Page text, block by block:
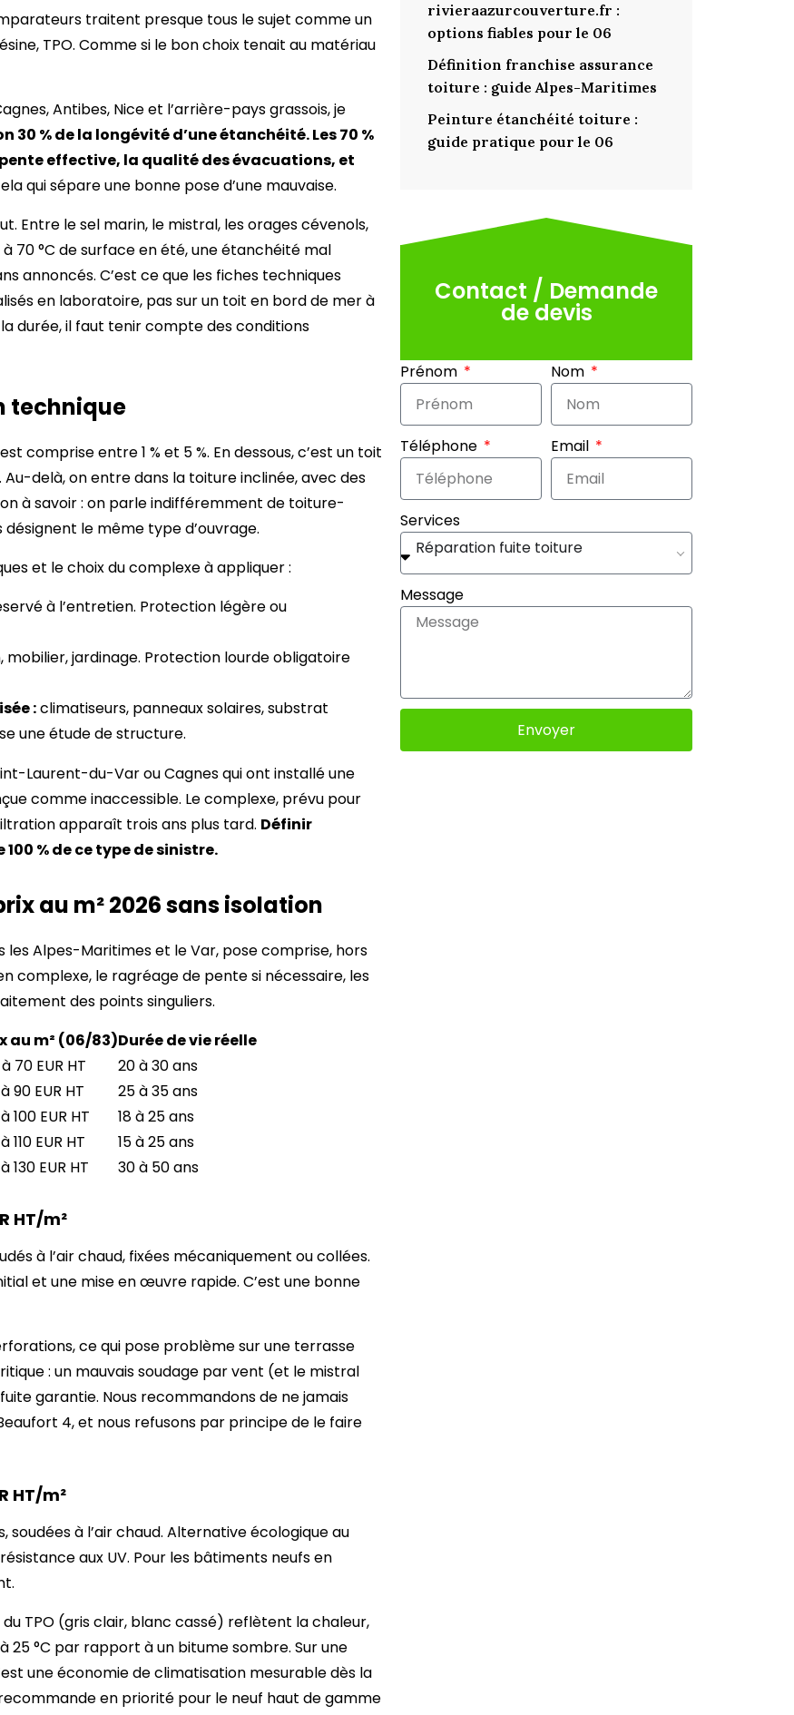
traitent presque tous le sujet comme un
TPO. Comme si le bon choix tenait au matériau
Antibes, Nice et l’arrière-pays grassois, je
30 % de la longévité d’une étanchéité. Les 70 %
effective, la qualité des évacuations, et
qui sépare une bonne pose d’une mauvaise.
Entre le sel marin, le mistral, les orages cévenols,
70 °C de surface en été, une étanchéité mal
annoncés. C’est ce que les fiches techniques
en laboratoire, pas sur un toit en bord de mer à
durée, il faut tenir compte des conditions
technique
comprise entre 1 % et 5 %. En dessous, c’est un toit
delà, on entre dans la toiture inclinée, avec des
à savoir : on parle indifféremment de toiture-
le même type d’ouvrage.
et le choix du complexe à appliquer :
à l’entretien. Protection légère ou
mobilier, jardinage. Protection lourde obligatoire
:climatiseurs, panneaux solaires, substrat
une étude de structure.
Laurent-du-Var ou Cagnes qui ont installé une
comme inaccessible. Le complexe, prévu pour
apparaît trois ans plus tard. Définir
% de ce type de sinistre.
au m² 2026 sans isolation
Alpes-Maritimes et le Var, pose comprise, hors
complexe, le ragréage de pente si nécessaire, les
des points singuliers.
au m² (06/83)Durée de vie réelle
70 EUR HT
20 à 30 ans
90 EUR HT
25 à 35 ans
100 EUR HT
18 à 25 ans
110 EUR HT
15 à 25 ans
130 EUR HT 30 à 50 ans
HT/m²
à l’air chaud, fixées mécaniquement ou collées.
et une mise en œuvre rapide. C’est une bonne
ce qui pose problème sur une terrasse
: un mauvais soudage par vent (et le mistral
garantie. Nous recommandons de ne jamais
4, et nous refusons par principe de le faire
HT/m²
à l’air chaud. Alternative écologique au
aux UV. Pour les bâtiments neufs en
TPO (gris clair, blanc cassé) reflètent la chaleur,
25 °C par rapport à un bitume sombre. Sur une
une économie de climatisation mesurable dès la
en priorité pour le neuf haut de gamme
rivieraazurcouverture.fr :
options fiables pour le 06
Définition franchise assurance
toiture : guide Alpes-Maritimes
Peinture étanchéité toiture :
guide pratique pour le 06
Contact / Demande
de devis
Prénom Nom
Téléphone Email
Services
Réparation fuite toiture
Message
Envoyer